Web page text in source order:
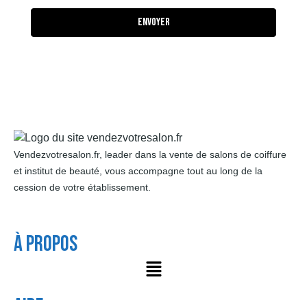
Envoyer
Vendezvotresalon.fr, leader dans la vente de salons de coiffure
et institut de beauté, vous accompagne tout au long de la
cession de votre établissement.
À Propos